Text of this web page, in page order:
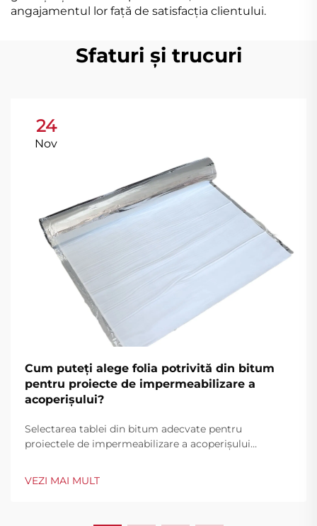
angajamentul lor față de satisfacția clientului.
Sfaturi și trucuri
24
Nov
Cum puteți alege folia potrivită din bitum
pentru proiecte de impermeabilizare a
acoperișului?
Selectarea tablei din bitum adecvate pentru
proiectele de impermeabilizare a acoperișului
durabilitatea. Contractorii profesioniști și proprietarii
VEZI MAI MULT